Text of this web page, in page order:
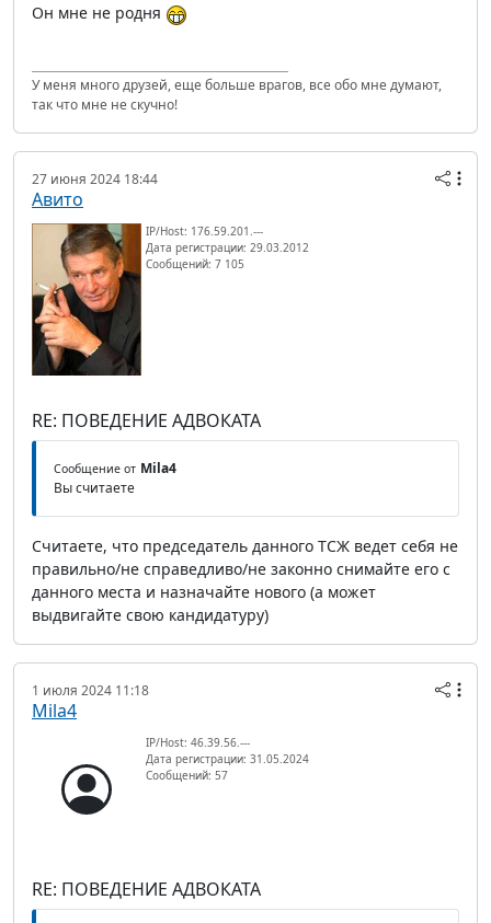
Он мне не родня
У меня много друзей, еще больше врагов, все обо мне думают,
так что мне не скучно!
27 июня 2024 18:44
Авито
IP/Host: 176.59.201.---
Дата регистрации: 29.03.2012
Сообщений: 7 105
RE: ПОВЕДЕНИЕ АДВОКАТА
Сообщение от Mila4
Вы считаете
Считаете, что председатель данного ТСЖ ведет себя не
правильно/не справедливо/не законно снимайте его с
данного места и назначайте нового (а может
выдвигайте свою кандидатуру)
1 июля 2024 11:18
Mila4
IP/Host: 46.39.56.---
Дата регистрации: 31.05.2024
Сообщений: 57
RE: ПОВЕДЕНИЕ АДВОКАТА